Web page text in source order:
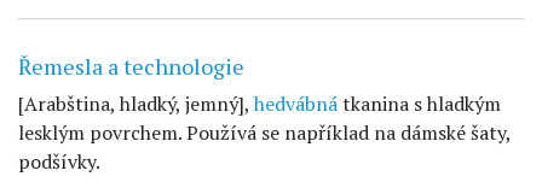
Řemesla a technologie
[Arabština, hladký, jemný], hedvábnátkanina s hladkým
lesklým povrchem. Používá se například na dámské šaty,
podšívky.